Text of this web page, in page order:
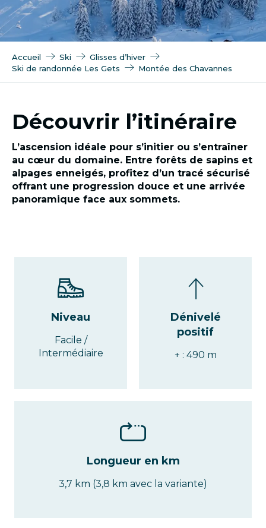
Accueil Ski
Glisses d’hiver
Ski de randonnée Les Gets
Montée des Chavannes
Découvrir l’itinéraire
L’ascension idéale pour s’initier ou s’entraîner
au cœur du domaine. Entre forêts de sapins et
alpages enneigés, profitez d’un tracé sécurisé
offrant une progression douce et une arrivée
panoramique face aux sommets.
Niveau
Facile /
Intermédiaire
Dénivelé
positif
+ : 490 m
Longueur en km
3,7 km (3,8 km avec la variante)